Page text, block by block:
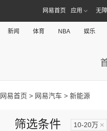
网易首页 应用 无
新闻 体育 NBA 娱乐
网易首页 > 网易汽车 > 新能源
筛选条件 10-20万 ×